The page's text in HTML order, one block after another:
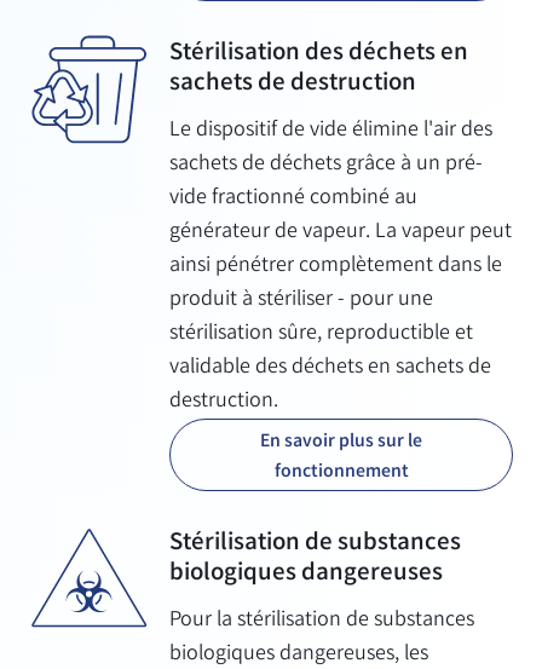
Stérilisation des déchets en
sachets de destruction
Le dispositif de vide élimine l'air des
sachets de déchets grâce à un pré-
vide fractionné combiné au
générateur de vapeur. La vapeur peut
ainsi pénétrer complètement dans le
produit à stériliser - pour une
stérilisation sûre, reproductible et
validable des déchets en sachets de
destruction.
En savoir plus sur le
fonctionnement
Stérilisation de substances
biologiques dangereuses
Pour la stérilisation de substances
biologiques dangereuses, les